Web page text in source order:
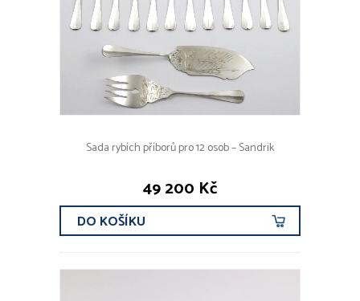
Sada rybích příborů pro 12 osob – Sandrik
49 200 Kč
DO KOŠÍKU